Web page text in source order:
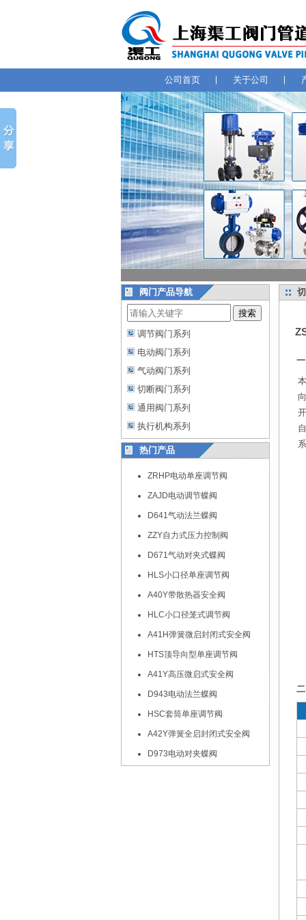
公司首页 关于公司
阀门产品导航
搜索
调节阀门系列
电动阀门系列
气动阀门系列
切断阀门系列
通用阀门系列
执行机构系列
热门产品
ZRHP电动单座调节阀
ZAJD电动调节蝶阀
D641气动法兰蝶阀
ZZY自力式压力控制阀
D671气动对夹式蝶阀
HLS小口径单座调节阀
A40Y带散热器安全阀
HLC小口径笼式调节阀
A41H弹簧微启封闭式安全阀
HTS顶导向型单座调节阀
A41Y高压微启式安全阀
D943电动法兰蝶阀
HSC套筒单座调节阀
A42Y弹簧全启封闭式安全阀
D973电动对夹蝶阀